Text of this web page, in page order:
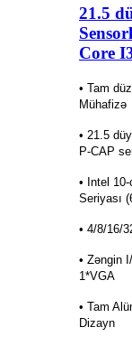
21.5
Core
• Tam
Mühafizə
• 21.5
P-CAP
• Intel
Seriyası
• 4/8/16/
• Zəngin
1*VGA
• Tam
Dizayn